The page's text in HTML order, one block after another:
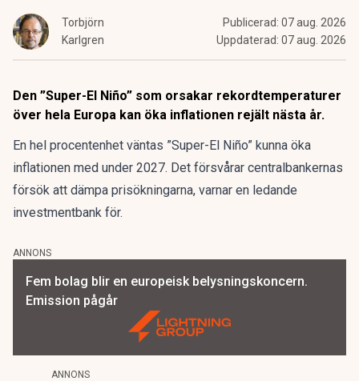
Torbjörn
Karlgren
Publicerad: 07 aug. 2026
Uppdaterad: 07 aug. 2026
Den ”Super-El Niño” som orsakar rekordtemperaturer
över hela Europa kan öka inflationen rejält nästa år.
En hel procentenhet väntas ”Super-El Niño” kunna öka
inflationen med under 2027. Det försvårar centralbankernas
försök att dämpa prisökningarna, varnar en ledande
investmentbank för.
ANNONS
Fem bolag blir en europeisk belysningskoncern.
Emission pågår
ANNONS